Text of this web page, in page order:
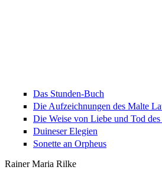
Das Stunden-Buch
Die Aufzeichnungen des Malte
Die Weise von Liebe und Tod
Duineser Elegien
Sonette an Orpheus
Rainer Maria Rilke